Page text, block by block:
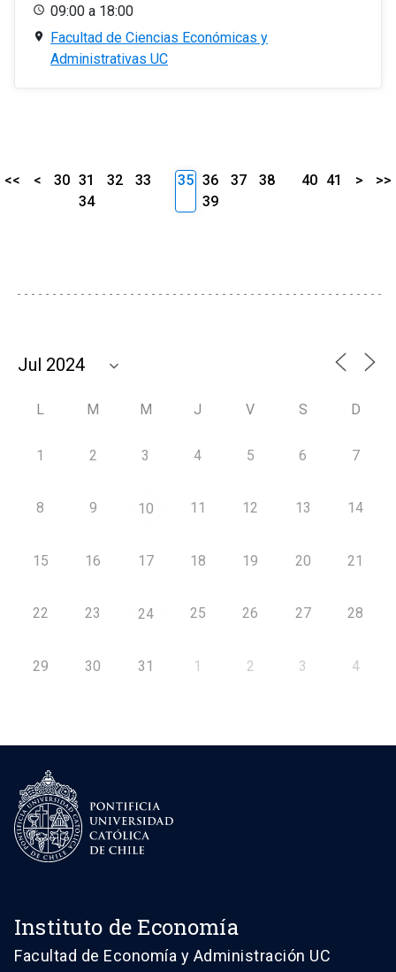
09:00 a 18:00
Facultad de Ciencias Económicas y
Administrativas UC
<< < 30 31 32
33
34
35 36 37
38
39
40 41 > >>
L M M J V S D
1 2 3 4 5 6 7
8 9 10 11 12 13 14
15 16 17 18 19 20 21
22 23 24 25 26 27 28
29 30 31 1 2 3 4
Instituto de Economía
Facultad de Economía y Administración UC